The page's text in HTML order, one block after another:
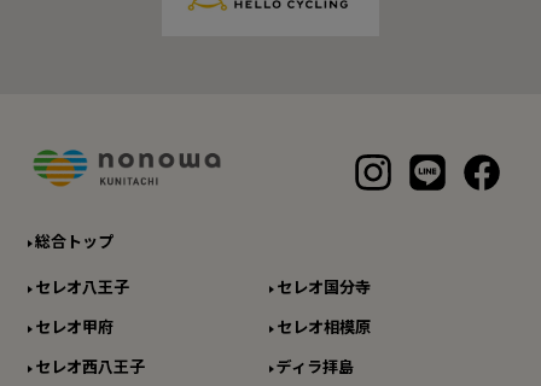
総合トップ
セレオ八王子
セレオ国分寺
セレオ甲府
セレオ相模原
セレオ西八王子
ディラ拝島